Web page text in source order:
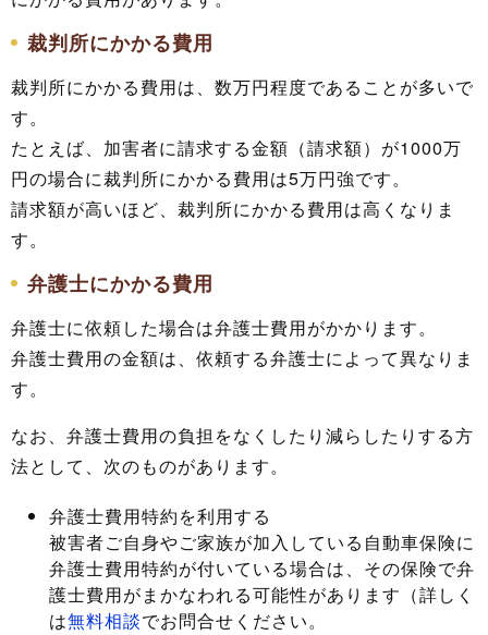
裁判所にかかる費用
裁判所にかかる費用は、数万円程度であることが多いで
す。
たとえば、加害者に請求する金額（請求額）が1000万
円の場合に裁判所にかかる費用は5万円強です。
請求額が高いほど、裁判所にかかる費用は高くなりま
す。
弁護士にかかる費用
弁護士に依頼した場合は弁護士費用がかかります。
弁護士費用の金額は、依頼する弁護士によって異なりま
す。
なお、弁護士費用の負担をなくしたり減らしたりする方
法として、次のものがあります。
弁護士費用特約を利用する
被害者ご自身やご家族が加入している自動車保険に
弁護士費用特約が付いている場合は、その保険で弁
護士費用がまかなわれる可能性があります（詳しく
は無料相談でお問合せください。